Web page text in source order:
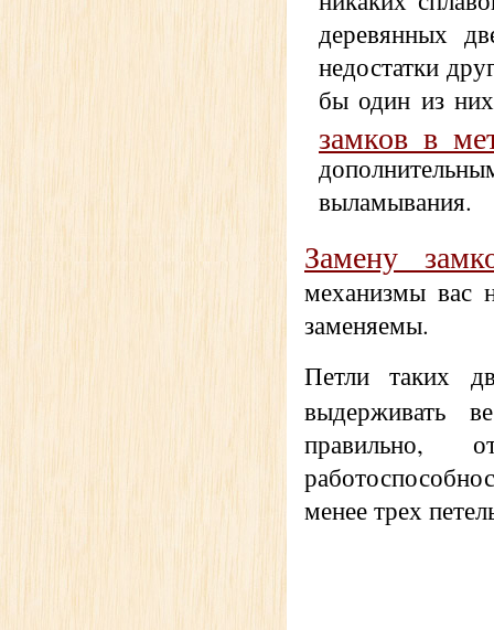
деревянных
недостатки
бы один из
замков в
выламывания.
Замену
механизмы вас
заменяемы.
Петли таких
выдерживать
правильно,
менее трех